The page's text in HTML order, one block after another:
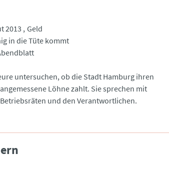
2013
Geld
in die Tüte kommt
untersuchen, ob die Stadt Hamburg ihren
Löhne zahlt. Sie sprechen mit
und den Verantwortlichen.